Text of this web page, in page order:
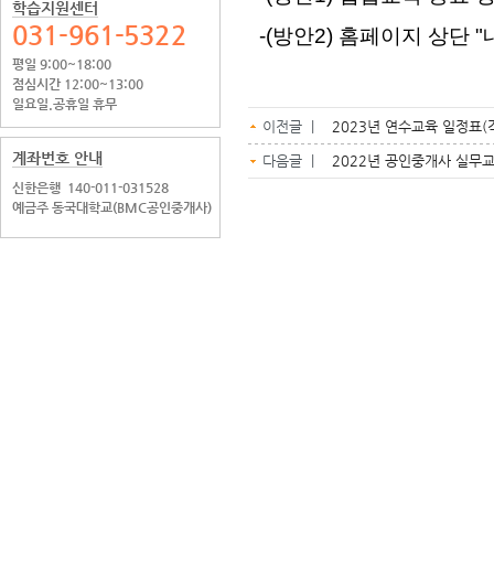
학습지원센터
031-961-5322
평일 9:00~18:00
점심시간 12:00~13:00
일요일.공휴일 휴무
계좌번호 안내
신한은행 140-011-031528
예금주 동국대학교(BMC공인중개사)
-(방안2) 홈페이지 상단
이전글 | 2023년 연수교육 일정표(
다음글 | 2022년 공인중개사 실무